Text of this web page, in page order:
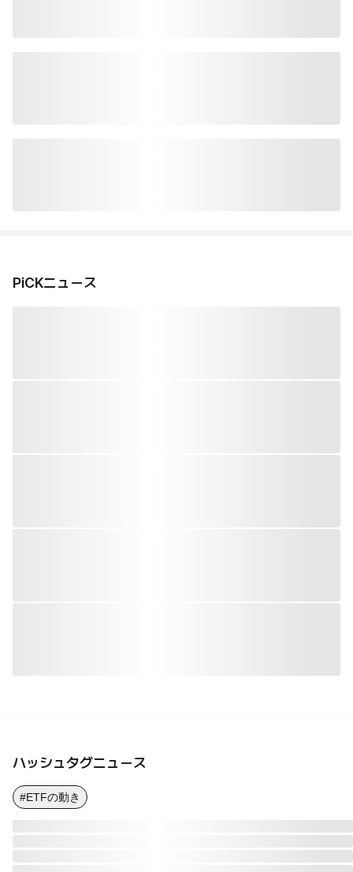
PiCKニュース
ハッシュタグニュース
#ETFの動き